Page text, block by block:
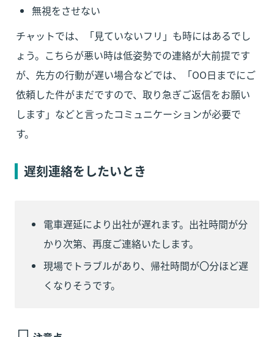
無視をさせない
チャットでは、「見ていないフリ」も時にはあるでし
ょう。こちらが悪い時は低姿勢での連絡が大前提です
が、先方の行動が遅い場合などでは、「OO日までにご
依頼した件がまだですので、取り急ぎご返信をお願い
します」などと言ったコミュニケーションが必要で
す。
遅刻連絡をしたいとき
電車遅延により出社が遅れます。出社時間が分
かり次第、再度ご連絡いたします。
現場でトラブルがあり、帰社時間が〇分ほど遅
くなりそうです。